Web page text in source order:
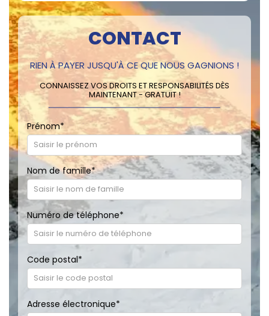
CONTACT
RIEN À PAYER JUSQU'À CE QUE NOUS GAGNIONS !
CONNAISSEZ VOS DROITS ET RESPONSABILITÉS DÈS
MAINTENANT - GRATUIT !
Prénom*
Nom de famille*
Numéro de téléphone*
Code postal*
Adresse électronique*